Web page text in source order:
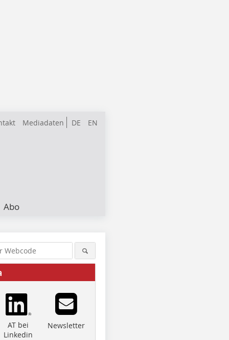
DE EN
Mediadaten
Abo
AT bei
Linkedin
Newsletter